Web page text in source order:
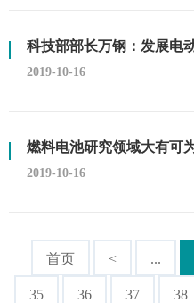
科技部部长万钢：发展电
2019-10-16
燃料电池研究领域大有可
2019-10-16
首页 < ...
35 36 37 38